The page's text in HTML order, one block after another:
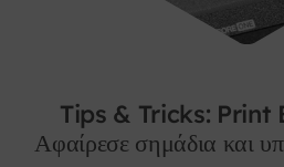
Tips & Tricks: Print
Αφαίρεσε σημάδια και